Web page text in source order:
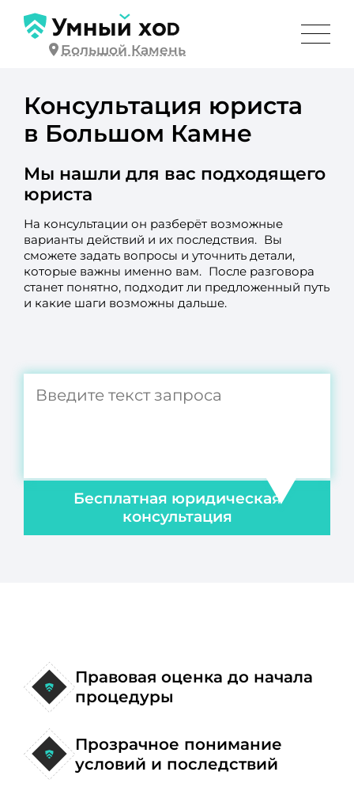
Большой Камень
Консультация юриста
в Большом Камне
Мы нашли для вас подходящего
юриста
На консультации он разберёт возможные
варианты действий и их последствия. Вы
сможете задать вопросы и уточнить детали,
которые важны именно вам. После разговора
станет понятно, подходит ли предложенный путь
и какие шаги возможны дальше.
Бесплатная юридическая
консультация
Правовая оценка до начала
процедуры
Прозрачное понимание
условий и последствий